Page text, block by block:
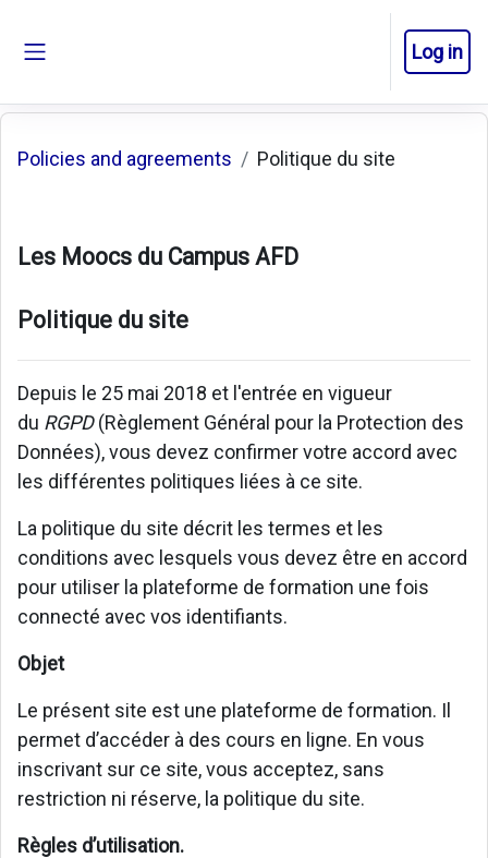
Log in
Policies and agreements Politique du site
Les Moocs du Campus AFD
Politique du site
Depuis le 25 mai 2018 et l'entrée en vigueur
du RGPD(Règlement Général pour la Protection des
Données), vous devez confirmer votre accord avec
les différentes politiques liées à ce site.
La politique du site décrit les termes et les
conditions avec lesquels vous devez être en accord
pour utiliser la plateforme de formation une fois
connecté avec vos identifiants.
Objet
Le présent site est une plateforme de formation. Il
permet d’accéder à des cours en ligne. En vous
inscrivant sur ce site, vous acceptez, sans
restriction ni réserve, la politique du site.
Règles d’utilisation.